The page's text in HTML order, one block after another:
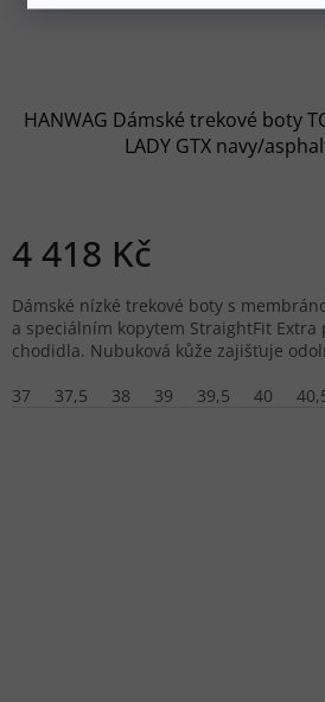
HANWAG Dámské trekové boty
LADY GTX navy/
4 418 Kč
Dámské nízké trekové boty s
a speciálním kopytem StraightFit
chodidla. Nubuková kůže zajišťuje
37
37,5 38 39 39,5 40